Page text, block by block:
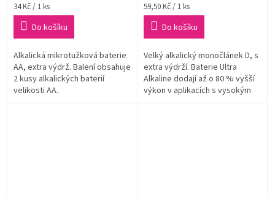
Měrná
cena:
34 Kč / 1 ks
Do košíku
Alkalická mikrotužková baterie
AA, extra výdrž. Balení obsahuje
2 kusy alkalických baterií
velikosti AA.
Měrná
cena:
59,50 Kč / 1 ks
Do košíku
Velký alkalický monočlánek D, s
extra výdrží. Baterie Ultra
Alkaline dodají až o 80 % vyšší
výkon v aplikacích s vysokým